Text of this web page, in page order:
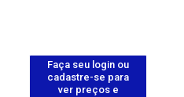
Faça seu login ou
cadastre-se para
ver preços e